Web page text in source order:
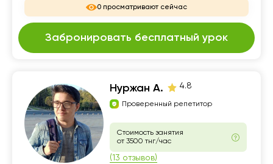
0 просматривают сейчас
Забронировать бесплатный урок
Нуржан А. 4.8
Проверенный репетитор
Стоимость занятия
от 3500 тнг/час
(13 отзывов)